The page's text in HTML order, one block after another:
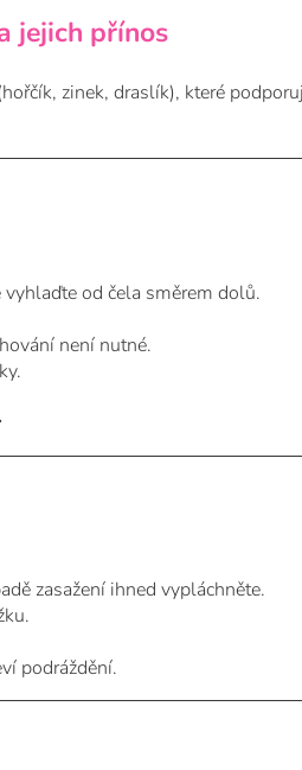
jejich přínos
zinek, draslík), které
od čela směrem dolů.
není nutné.
zasažení ihned vypláchněte.
podráždění.